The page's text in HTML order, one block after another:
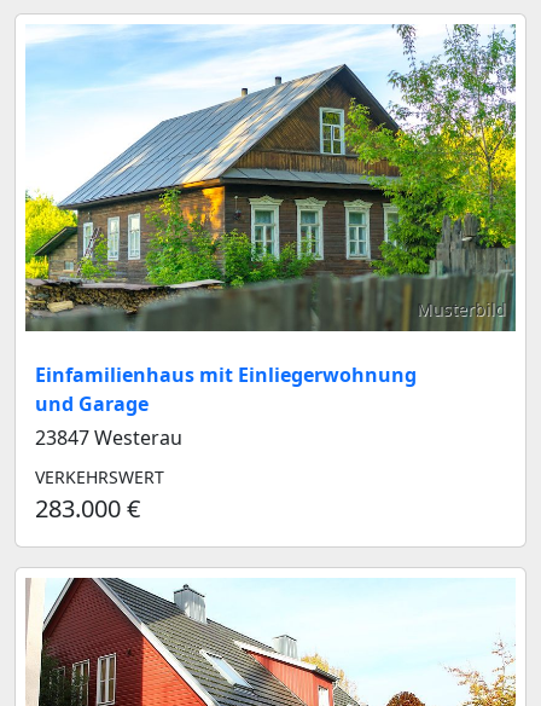
Musterbild
Einfamilienhaus mit Einliegerwohnung
und Garage
23847 Westerau
VERKEHRSWERT
283.000 €